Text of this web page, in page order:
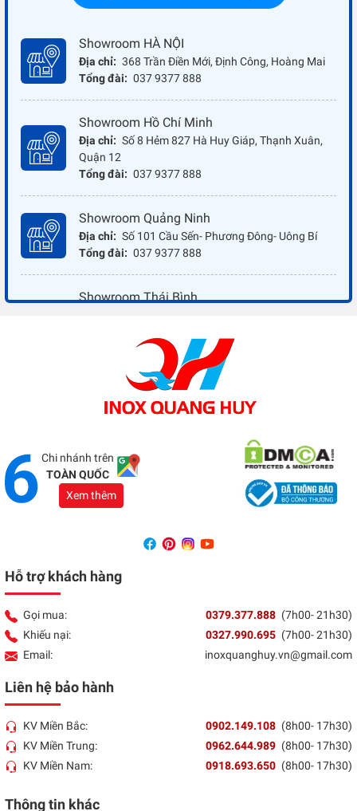
Showroom HÀ NỘI
Địa chỉ: 368 Trần Điền Mới, Định Công, Hoàng Mai
Tổng đài: 037 9377 888
Showroom Hồ Chí Minh
Địa chỉ: Số 8 Hẻm 827 Hà Huy Giáp, Thạnh Xuân,
Quận 12
Tổng đài: 037 9377 888
Showroom Quảng Ninh
Địa chỉ: Số 101 Cầu Sến- Phương Đông- Uông Bí
Tổng đài: 037 9377 888
Showroom Thái Bình
037 9377 888
Showroom Đồng Nai
Địa chỉ: 1066 - QL 51 Tổ 3- Ấp Đồng- Phước Tân-
Chi nhánh trên
TOÀN QUỐC
Xem thêm
Hỗ trợ khách hàng
Gọi mua: 0379.377.888 (7h00- 21h30)
Khiếu nại:
0327.990.695 (7h00- 21h30)
Email:
inoxquanghuy.vn@gmail.com
Liên hệ bảo hành
KV Miền Bắc: 0902.149.108 (8h00- 17h30)
KV Miền Trung:
0962.644.989 (8h00- 17h30)
KV Miền Nam:
0918.693.650 (8h00- 17h30)
Thông tin khác